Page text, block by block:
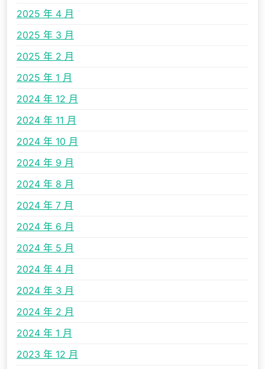
2025 年 4 月
2025 年 3 月
2025 年 2 月
2025 年 1 月
2024 年 12 月
2024 年 11 月
2024 年 10 月
2024 年 9 月
2024 年 8 月
2024 年 7 月
2024 年 6 月
2024 年 5 月
2024 年 4 月
2024 年 3 月
2024 年 2 月
2024 年 1 月
2023 年 12 月